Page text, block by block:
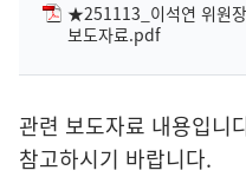
★251113_이석연 위원장
보도자료.pdf
관련 보도자료 내용입니
참고하시기 바랍니다.